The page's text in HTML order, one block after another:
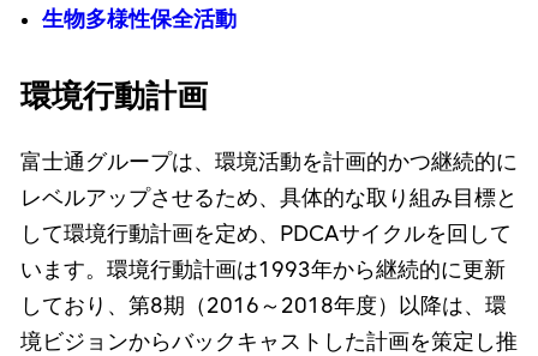
生物多様性保全活動
環境行動計画
富士通グループは、環境活動を計画的かつ継続的に
レベルアップさせるため、具体的な取り組み目標と
して環境行動計画を定め、PDCAサイクルを回して
います。環境行動計画は1993年から継続的に更新
しており、第8期（2016～2018年度）以降は、環
境ビジョンからバックキャストした計画を策定し推